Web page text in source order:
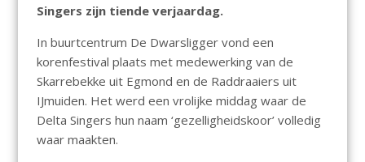
b
o
o
k
s
A
p
p
e
dI
n
Singers zijn tiende verjaardag.
In buurtcentrum De Dwarsligger vond een
korenfestival plaats met medewerking van de
Skarrebekke uit Egmond en de Raddraaiers uit
IJmuiden. Het werd een vrolijke middag waar de
Delta Singers hun naam ‘gezelligheidskoor’ volledig
waar maakten.